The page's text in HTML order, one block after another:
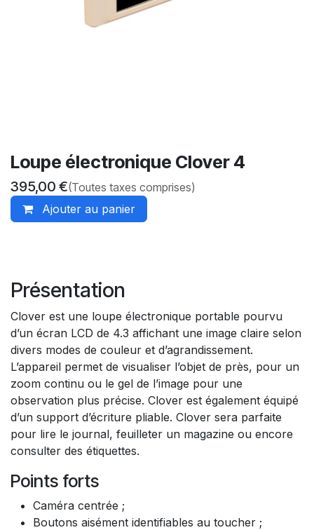
Loupe électronique Clover 4
395,00 €(Toutes taxes comprises)
Ajouter au panier
Présentation
Clover est une loupe électronique portable pourvu
d’un écran LCD de 4.3 affichant une image claire selon
divers modes de couleur et d’agrandissement.
L’appareil permet de visualiser l’objet de près, pour un
zoom continu ou le gel de l’image pour une
observation plus précise. Clover est également équipé
d’un support d’écriture pliable. Clover sera parfaite
pour lire le journal, feuilleter un magazine ou encore
consulter des étiquettes.
Points forts
Caméra centrée ;
Boutons aisément identifiables au toucher ;